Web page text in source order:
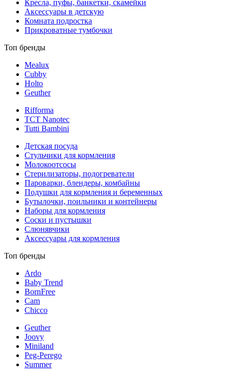
Кресла, пуфы, банкетки, скамейки
Аксессуары в детскую
Комната подростка
Прикроватные тумбочки
Топ бренды
Mealux
Cubby
Holto
Geuther
Rifforma
TCT Nanotec
Tutti Bambini
Детская посуда
Стульчики для кормления
Молокоотсосы
Стерилизаторы, подогреватели
Пароварки, блендеры, комбайны
Подушки для кормления и беременных
Бутылочки, поильники и контейнеры
Наборы для кормления
Соски и пустышки
Слюнявчики
Аксессуары для кормления
Топ бренды
Ardo
Baby Trend
BornFree
Cam
Chicco
Geuther
Joovy
Miniland
Peg-Perego
Summer